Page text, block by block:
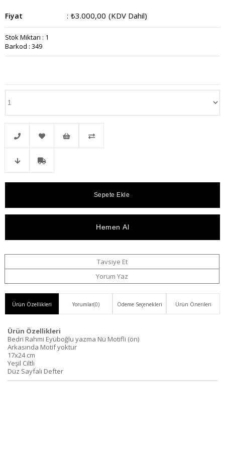
Fiyat : ₺3.000,00 (KDV Dahil)
Stok Miktarı : 1
Barkod : 349
Telefonla Favorilere
Tavsiye Et
Yorum Yaz
Ürün Özellikleri Yorumlar(0) Ödeme Seçenekleri Ürün Önerileri
Ürün Özellikleri
Bedri Rahmi Eyüboğlu yazma Nü Motifli (ön)
Arkasında Motif yoktur
17x24 cm
Yeşil Ciltli
Düz Sayfalı Defter